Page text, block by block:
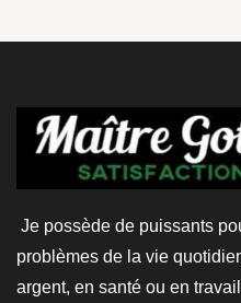
Je possède de puissants
problèmes de la vie
argent, en santé ou en